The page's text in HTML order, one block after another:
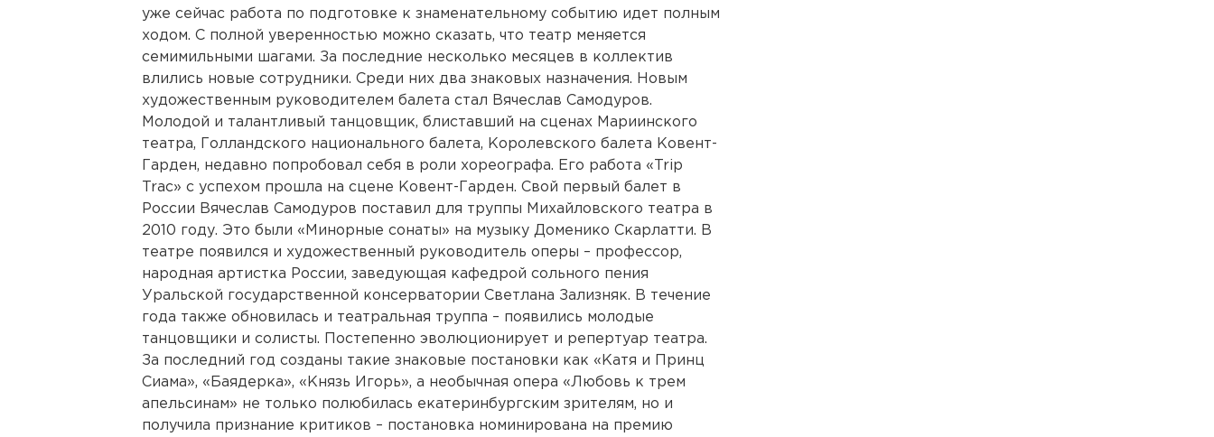
уже сейчас работа по подготовке к знаменательному событию идет полным
ходом. С полной уверенностью можно сказать, что театр меняется
семимильными шагами. За последние несколько месяцев в коллектив
влились новые сотрудники. Среди них два знаковых назначения. Новым
художественным руководителем балета стал Вячеслав Самодуров.
Молодой и талантливый танцовщик, блиставший на сценах Мариинского
театра, Голландского национального балета, Королевского балета Ковент-
Гарден, недавно попробовал себя в роли хореографа. Его работа «Trip
Trac» с успехом прошла на сцене Ковент-Гарден. Свой первый балет в
России Вячеслав Самодуров поставил для труппы Михайловского театра в
2010 году. Это были «Минорные сонаты» на музыку Доменико Скарлатти. В
театре появился и художественный руководитель оперы – профессор,
народная артистка России, заведующая кафедрой сольного пения
Уральской государственной консерватории Светлана Зализняк. В течение
года также обновилась и театральная труппа – появились молодые
танцовщики и солисты. Постепенно эволюционирует и репертуар театра.
За последний год созданы такие знаковые постановки как «Катя и Принц
Сиама», «Баядерка», «Князь Игорь», а необычная опера «Любовь к трем
апельсинам» не только полюбилась екатеринбургским зрителям, но и
получила признание критиков – постановка номинирована на премию